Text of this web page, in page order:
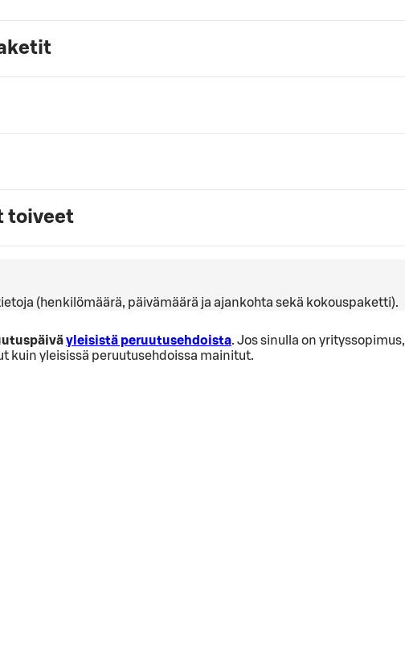
toiveet
(henkilömäärä, päivämäärä ja ajankohta sekä kokouspaketti).
yleisistä peruutusehdoista. Jos sinulla on yrityssopimus,
kuin yleisissä peruutusehdoissa mainitut.